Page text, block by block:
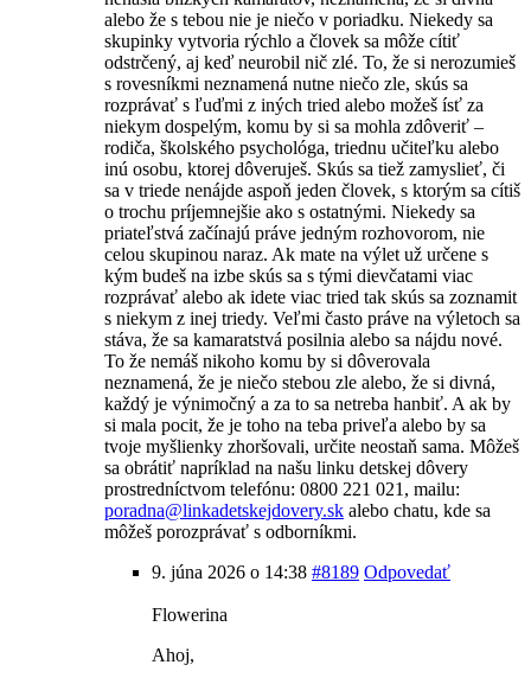
alebo že s tebou nie je niečo v poriadku. Niekedy sa
skupinky vytvoria rýchlo a človek sa môže cítiť
odstrčený, aj keď neurobil nič zlé. To, že si nerozumieš
s rovesníkmi neznamená nutne niečo zle, skús sa
rozprávať s ľuďmi z iných tried alebo možeš ísť za
niekym dospelým, komu by si sa mohla zdôveriť –
rodiča, školského psychológa, triednu učiteľku alebo
inú osobu, ktorej dôveruješ. Skús sa tiež zamyslieť, či
sa v triede nenájde aspoň jeden človek, s ktorým sa cítiš
o trochu príjemnejšie ako s ostatnými. Niekedy sa
priateľstvá začínajú práve jedným rozhovorom, nie
celou skupinou naraz. Ak mate na výlet už určene s
kým budeš na izbe skús sa s tými dievčatami viac
rozprávať alebo ak idete viac tried tak skús sa zoznamit
s niekym z inej triedy. Veľmi často práve na výletoch sa
stáva, že sa kamaratstvá posilnia alebo sa nájdu nové.
To že nemáš nikoho komu by si dôverovala
neznamená, že je niečo stebou zle alebo, že si divná,
každý je výnimočný a za to sa netreba hanbiť. A ak by
si mala pocit, že je toho na teba priveľa alebo by sa
tvoje myšlienky zhoršovali, určite neostaň sama. Môžeš
sa obrátiť napríklad na našu linku detskej dôvery
prostredníctvom telefónu: 0800 221 021, mailu:
poradna@linkadetskejdovery.sk alebo chatu, kde sa
môžeš porozprávať s odborníkmi.
9. júna 2026 o 14:38 #8189 Odpovedať
Flowerina
Ahoj,